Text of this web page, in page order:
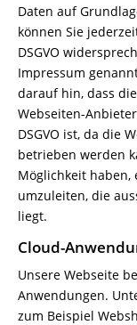
Daten auf
können Sie
DSGVO
Impressum
darauf hin, dass
Webseiten-
DSGVO ist, da die
betrieben werden
Möglichkeit haben,
umzuleiten, die
liegt.
Cloud-
Unsere Webseite
Anwendungen.
zum Beispiel